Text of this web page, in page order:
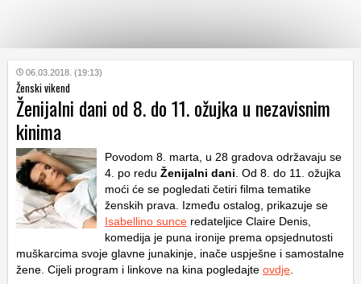
KATEGORIJE
HRVATSKI
WEB
06.03.2018. (19:13)
Ženski vikend
Ženijalni dani od 8. do 11. ožujka u nezavisnim
kinima
Povodom 8. marta, u 28 gradova održavaju se
4. po redu Ženijalni dani . Od 8. do 11. ožujka
moći će se pogledati četiri filma tematike
ženskih prava. Između ostalog, prikazuje se
Isabellino sunce redateljice Claire Denis,
komedija je puna ironije prema opsjednutosti
muškarcima svoje glavne junakinje, inače uspješne i samostalne
žene. Cijeli program i linkove na kina pogledajte ovdje